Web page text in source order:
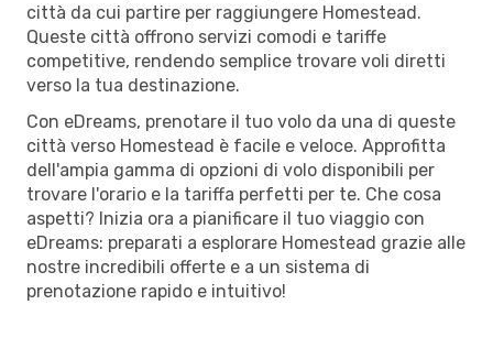
città da cui partire per raggiungere Homestead.
Queste città offrono servizi comodi e tariffe
competitive, rendendo semplice trovare voli diretti
verso la tua destinazione.
Con eDreams, prenotare il tuo volo da una di queste
città verso Homestead è facile e veloce. Approfitta
dell'ampia gamma di opzioni di volo disponibili per
trovare l'orario e la tariffa perfetti per te. Che cosa
aspetti? Inizia ora a pianificare il tuo viaggio con
eDreams: preparati a esplorare Homestead grazie alle
nostre incredibili offerte e a un sistema di
prenotazione rapido e intuitivo!